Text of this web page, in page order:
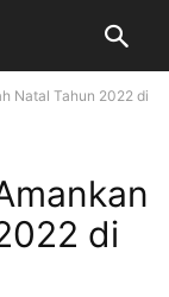
Natal Tahun 2022 di
di